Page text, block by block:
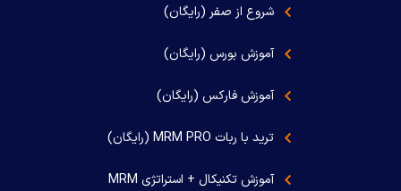
شروع از صفر (رایگان)
آموزش بورس (رایگان)
آموزش فارکس (رایگان)
ترید با ربات MRM PRO (رایگان)
آموزش تکنیکال + استراتژی MRM